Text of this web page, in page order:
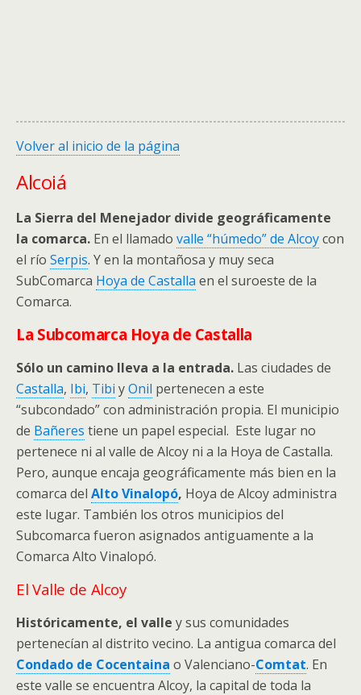
Volver al inicio de la página
Alcoiá
La Sierra del Menejador divide geográficamente
la comarca. En el llamado valle “húmedo” de Alcoycon
el río Serpis. Y en la montañosa y muy seca
SubComarca Hoya de Castalla en el suroeste de la
Comarca.
La Subcomarca Hoya de Castalla
Sólo un camino lleva a la entrada. Las ciudades de
Castalla, Ibi, Tibi yOnil pertenecen a este
“subcondado” con administración propia. El municipio
de Bañeres tiene un papel especial. Este lugar no
pertenece ni al valle de Alcoy ni a la Hoya de Castalla.
Pero, aunque encaja geográficamente más bien en la
comarca del Alto Vinalopó, Hoya de Alcoy administra
este lugar. También los otros municipios del
Subcomarca fueron asignados antiguamente a la
Comarca Alto Vinalopó.
El Valle de Alcoy
Históricamente, el valle y sus comunidades
pertenecían al distrito vecino. La antigua comarca del
Condado de Cocentaina o Valenciano-Comtat. En
este valle se encuentra Alcoy, la capital de toda la